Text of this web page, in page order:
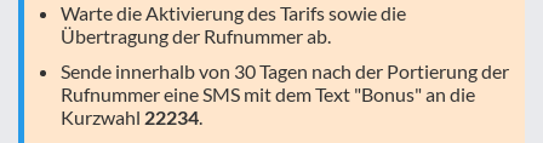
Warte die Aktivierung des Tarifs sowie die
Übertragung der Rufnummer ab.
Sende innerhalb von 30 Tagen nach der Portierung der
Rufnummer eine SMS mit dem Text "Bonus" an die
Kurzwahl 22234.